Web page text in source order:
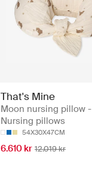
That's Mine
Moon nursing pillow -
Nursing pillows
54X30X47CM
6.610 kr 12.019 kr